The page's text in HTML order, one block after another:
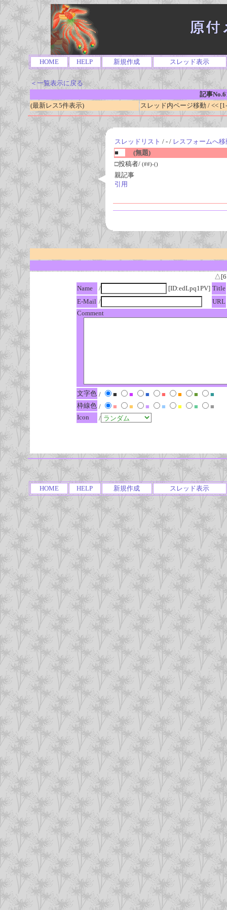
HOME HELP 新規作成 スレッド表示
＜一覧表示に戻る
記事
(最新レス5件表示)
スレッド内ページ移動 / <<
スレッドリスト / - / レスフォームへ移
■
(無題)
□投稿者/ (##)-()
親記事
引用
Name
/ [ID:edLpq1PV] Title
E-Mail /
URL
Comment
文字色 / ■ ■ ■ ■ ■ ■
■
枠線色 / ■ ■ ■ ■ ■ ■
■
Icon
/
HOME HELP 新規作成 スレッド表示